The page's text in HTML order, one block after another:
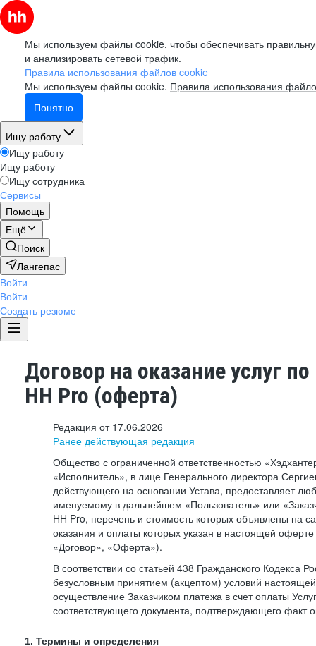
Мы используем файлы cookie, чтобы обеспечивать
и анализировать сетевой трафик.
Правила использования файлов cookie
Мы используем файлы cookie. Правила использования
Понятно
Ищу работу
Ищу работу
Ищу работу
Ищу сотрудника
Сервисы
Помощь
Ещё
Поиск
Лангепас
Войти
Войти
Создать резюме
Договор на оказание услуг
HH Pro (оферта)
Редакция от 17.06.2026
Ранее действующая редакция
Общество с ограниченной ответственностью
«Исполнитель», в лице Генерального директора
действующего на основании Устава, предоставляет
именуемому в дальнейшем «Пользователь» или
HH Pro, перечень и стоимость которых объявлены на
оказания и оплаты которых указан в настоящей
«Договор», «Оферта»).
В соответствии со статьей 438 Гражданского Кодекса
безусловным принятием (акцептом) условий
осуществление Заказчиком платежа в счет оплаты
соответствующего документа, подтверждающего факт
1. Термины и определения